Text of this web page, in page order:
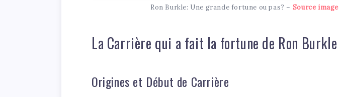
Ron Burkle: Une grande fortune ou pas? – Source image
La Carrière qui a fait la fortune de Ron Burkle
Origines et Début de Carrière